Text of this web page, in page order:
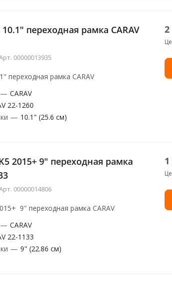
10.1" переходная рамка CARAV
00000013935
переходная рамка CARAV
— CARAV
22-1260
— 10.1" (25.6 см)
2
рамка
00000014806
9" переходная рамка CARAV
— CARAV
22-1133
— 9" (22.86 см)
1